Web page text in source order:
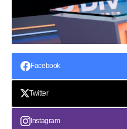
Facebook
Twitter
Instagram